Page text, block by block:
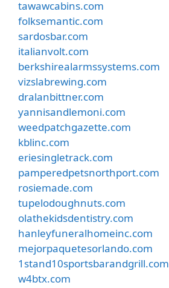
tawawcabins.com
folksemantic.com
sardosbar.com
italianvolt.com
berkshirealarmssystems.com
vizslabrewing.com
dralanbittner.com
yannisandlemoni.com
weedpatchgazette.com
kblinc.com
eriesingletrack.com
pamperedpetsnorthport.com
rosiemade.com
tupelodoughnuts.com
olathekidsdentistry.com
hanleyfuneralhomeinc.com
mejorpaquetesorlando.com
1stand10sportsbarandgrill.com
w4btx.com